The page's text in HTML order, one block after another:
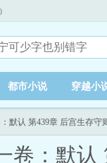
都市小说 穿越小
默认 第439章 后宫生存守
卷：默认